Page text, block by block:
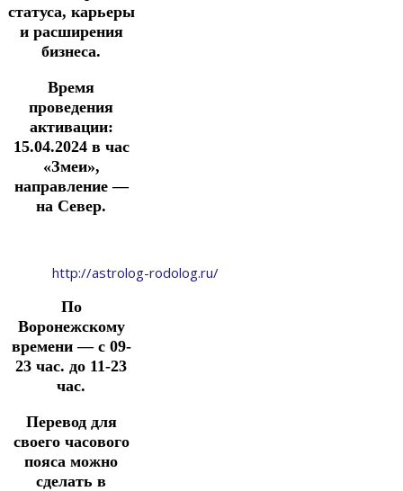
статуса, карьеры
и расширения
бизнеса.
Время
проведения
активации:
15.04.2024в час
«Змеи»,
направление —
на Север.
http://astrolog-rodolog.ru/
По
Воронежскому
времени — с 09-
23 час. до 11-23
час.
Перевод для
своего часового
пояса можно
сделать в